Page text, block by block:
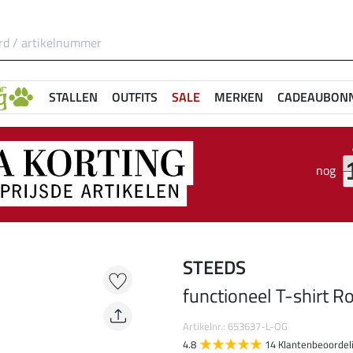
STALLEN OUTFITS SALE MERKEN
nog
STEEDS
functioneel T-shirt
Artikelnr.: 653637-L-OG
4.8
14